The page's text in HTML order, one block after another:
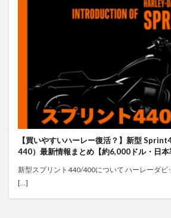
【買いやすいハーレー復活？】新型
440）最新情報まとめ【約6,000ドル・日本
新型スプリント440/400について ハーレーダビ
[…]